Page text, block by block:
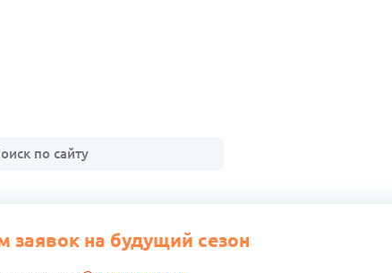
заявок на будущий сезон